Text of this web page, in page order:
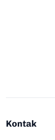
Kontak